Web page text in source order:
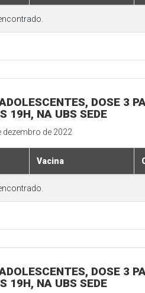
DOSE 3
19H, NA UBS SEDE
dezembro de 2022
Vacina
DOSE 3
19H, NA UBS SEDE